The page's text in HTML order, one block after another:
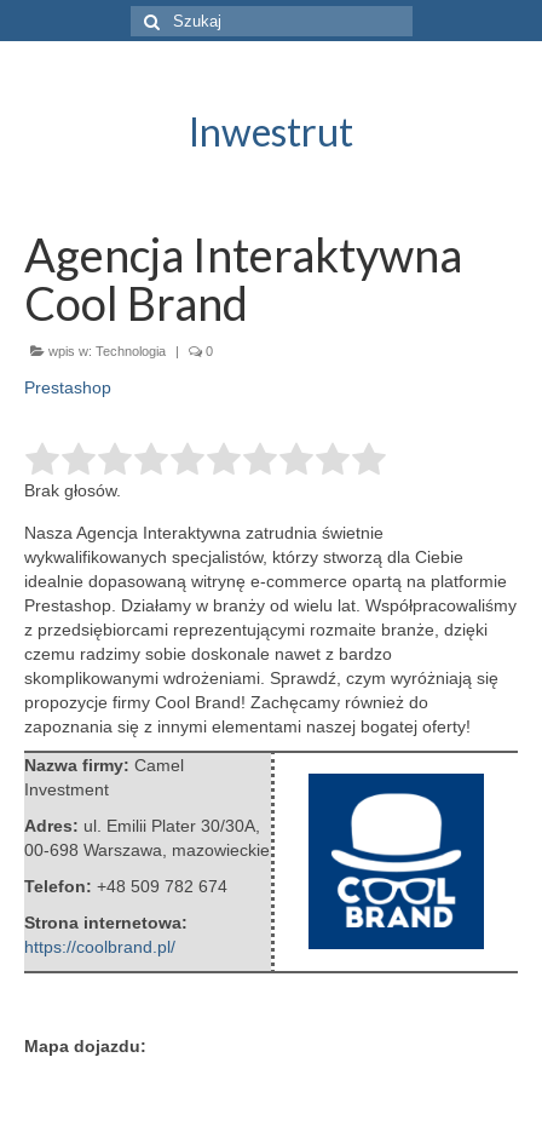
Szuklaj
w:
Inwestrut
Agencja Interaktywna
Cool Brand
wpis w: Technologia | 0
Prestashop
Brak głosów.
Nasza Agencja Interaktywna zatrudnia świetnie
wykwalifikowanych specjalistów, którzy stworzą dla Ciebie
idealnie dopasowaną witrynę e-commerce opartą na platformie
Prestashop. Działamy w branży od wielu lat. Współpracowaliśmy
z przedsiębiorcami reprezentującymi rozmaite branże, dzięki
czemu radzimy sobie doskonale nawet z bardzo
skomplikowanymi wdrożeniami. Sprawdź, czym wyróżniają się
propozycje firmy Cool Brand! Zachęcamy również do
zapoznania się z innymi elementami naszej bogatej oferty!
Nazwa firmy: Camel
Investment
Adres: ul. Emilii Plater 30/30A
00-698 Warszawa
mazowieckie
Telefon: +48 509 782 674
Strona internetowa:
https://coolbrand.pl/
Mapa dojazdu: